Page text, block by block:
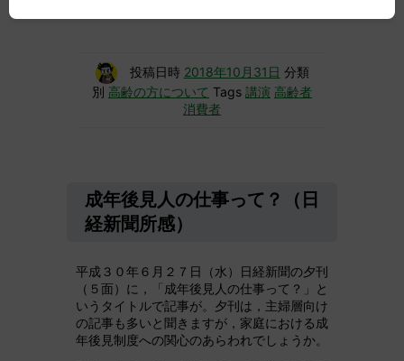
投稿日時 2018年10月31日 分類
別 高齢の方について Tags 講演 高齢者
消費者
成年後見人の仕事って？（日
経新聞所感）
平成３０年６月２７日（水）日経新聞の夕刊
（５面）に，「成年後見人の仕事って？」と
いうタイトルで記事が。夕刊は，主婦層向け
の記事も多いと聞きますが，家庭における成
年後見制度への関心のあらわれでしょうか。